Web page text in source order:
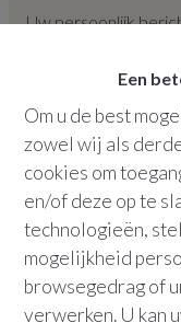
Een
Om u de best
zowel wij als
cookies om
en/of deze op te
technologieën,
mogelijkheid
browsegedrag of
verwerken. U kan
Hoe
Telefoon
E-mail